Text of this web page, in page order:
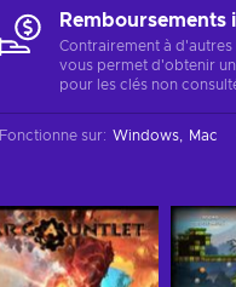
Remboursements
Contrairement à
vous permet d'obtenir
pour les clés non
Fonctionne sur: Windows Mac